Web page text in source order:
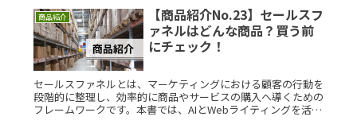
商品紹介
【商品紹介No.23】セールスフ
ァネルはどんな商品？買う前
にチェック！
セールスファネルとは、マーケティングにおける顧客の行動を
段階的に整理し、効率的に商品やサービスの購入へ導くための
フレームワークです。本書では、AIとWebライティングを活用